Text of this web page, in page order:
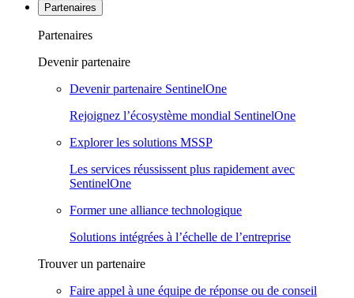
Partenaires
Partenaires
Devenir partenaire
Devenir partenaire SentinelOne
Rejoignez l’écosystème mondial SentinelOne
Explorer les solutions MSSP
Les services réussissent plus rapidement avec
SentinelOne
Former une alliance technologique
Solutions intégrées à l’échelle de l’entreprise
Trouver un partenaire
Faire appel à une équipe de réponse ou de conseil